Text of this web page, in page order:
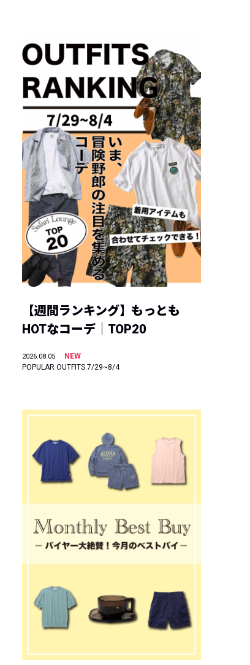
【週間ランキング】もっとも
HOTなコーデ｜TOP20
2026.08.05
NEW
POPULAR OUTFITS 7/29~8/4